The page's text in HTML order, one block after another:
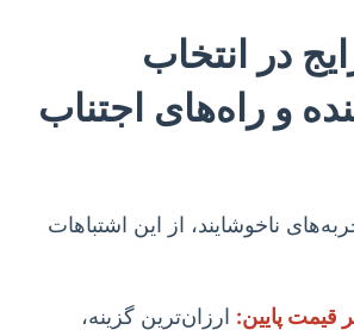
در انتخاب
و راه‌های اجتناب
ناخوشایند، از این اشتباهات
پایین: ارزان‌ترین گزینه،